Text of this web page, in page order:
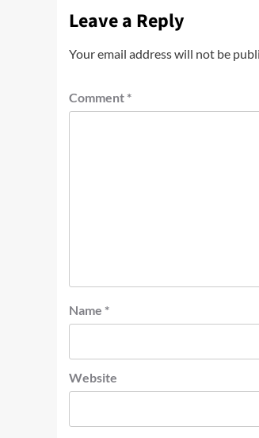
Leave a Reply
Your email address will not be
Comment *
Name *
Website